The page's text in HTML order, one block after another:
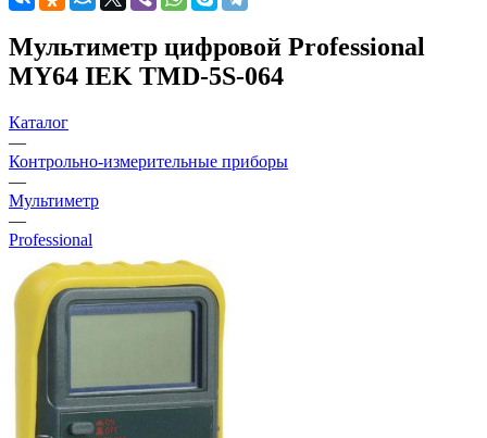
Мультиметр цифровой Professional
MY64 IEK TMD-5S-064
Каталог
—
Контрольно-измерительные приборы
—
Мультиметр
—
Professional